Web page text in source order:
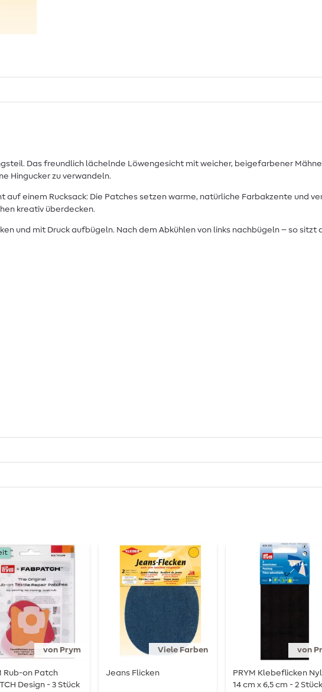
Das freundlich lächelnde Löwengesicht mit weicher, beigefarbener
Hingucker zu verwandeln.
auf einem Rucksack: Die Patches setzen warme, natürliche Farbakzente und
kreativ überdecken.
und mit Druck aufbügeln. Nach dem Abkühlen von links nachbügeln – so
von Prym
Rub-on Patch
Design - 3 Stück
Viele Farben
Jeans Flicken
von
PRYM Klebeflicken
14 cm x 6,5 cm - 2 Stück